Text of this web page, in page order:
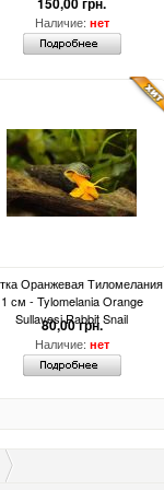
Наличие: нет
Оранжевая Тиломелания
1 см - Tylomelania Orange
Sullavesi Rabbit Snail
80,00 грн.
Наличие: нет